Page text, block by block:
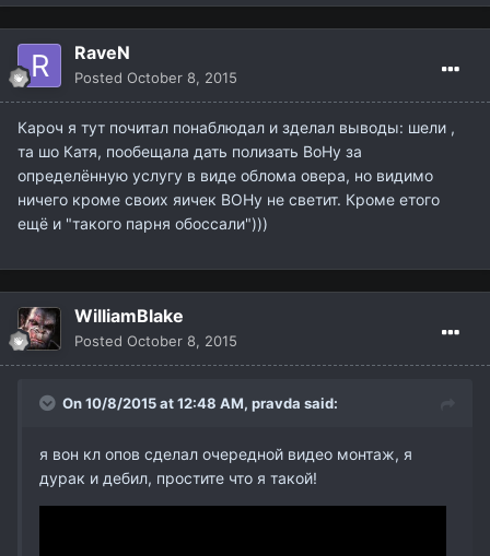
RaveN
Posted October 8, 2015
Кароч я тут почитал понаблюдал и зделал выводы: шели ,
та шо Катя, пообещала дать полизать ВоНу за
определённую услугу в виде облома овера, но видимо
ничего кроме своих яичек ВОНу не светит. Кроме етого
ещё и "такого парня обоссали")))
WilliamBlake
Posted October 8, 2015
On 10/8/2015 at 12:48 AM, pravda said:
я вон кл опов сделал очередной видео монтаж, я
дурак и дебил, простите что я такой!